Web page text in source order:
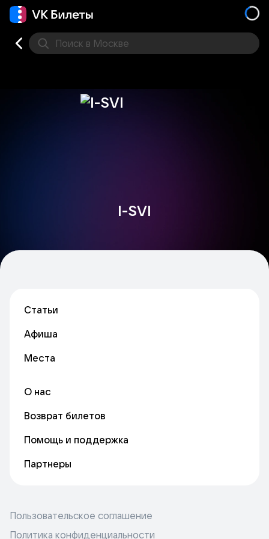
Поиск в Москве
I-SVI
Статьи
Афиша
Места
О нас
Возврат билетов
Помощь и поддержка
Партнеры
Пользовательское соглашение
Политика конфиденциальности